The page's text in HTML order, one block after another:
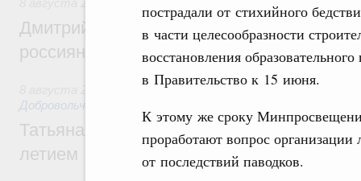
пострадали от стихийного
в части целесообразности
восстановления
в Правительство к 15 июня.
К этому же сроку
проработают вопрос
от последствий паводков.
Дмитрий Чернышенко и Михаил
россиян с Днём физкультурника
Социальные инновации. Некоммерческие
Добровольчество и волонтёрство. Благотворительность
Татьяна Голикова поздравила
летием